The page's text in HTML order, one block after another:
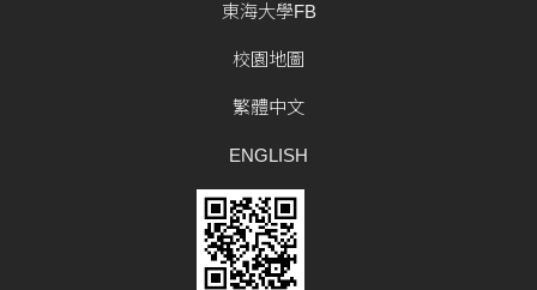
東海大學FB
校園地圖
繁體中文
ENGLISH